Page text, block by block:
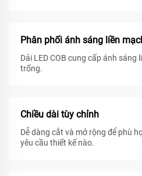
Phân phối ánh sáng liền
Dải LED COB cung cấp ánh sáng
trống.
Chiều dài tùy chỉnh
Dễ dàng cắt và mở rộng để phù
yêu cầu thiết kế nào.